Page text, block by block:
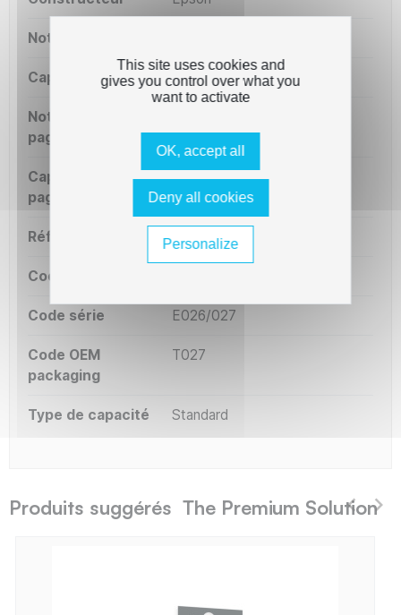
Notre capacité ml
Capacité OEM ml 46 ml
Notre capacité
pages
Capacité OEM
pages
220 pages
Référence OEM T027
Code court
Code série E026/027
Code OEM
packaging
T027
Type de capacité Standard
Produits suggérés The Premium Solution
This site uses cookies and
gives you control over what you
want to activate
OK, accept all
Deny all cookies
Personalize